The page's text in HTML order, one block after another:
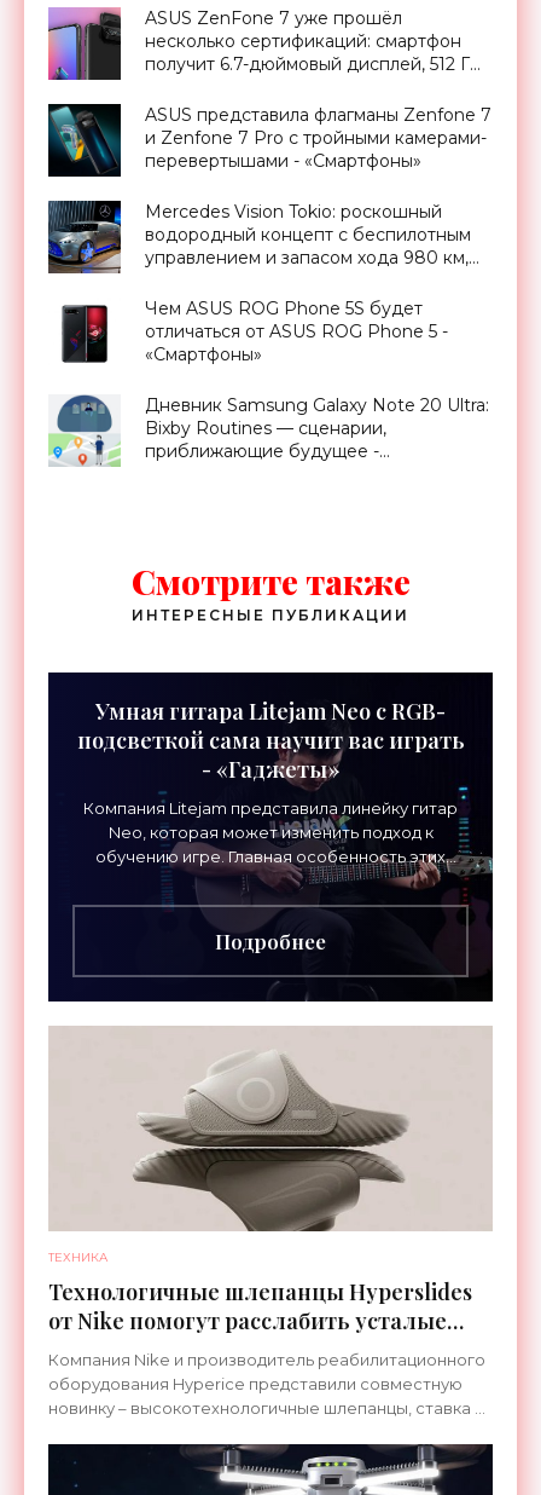
«Смартфоны»
ASUS ZenFone 7 уже прошёл
несколько сертификаций: смартфон
получит 6.7-дюймовый дисплей, 512 ГБ
ваттную зарядку - «Смартфоны»
ASUS представила флагманы Zenfone 7
и Zenfone 7 Pro с тройными камерами-
перевертышами - «Смартфоны»
Mercedes Vision Tokio: роскошный
водородный концепт с беспилотным
управлением и запасом хода 980 км,
«Транспорт»
Чем ASUS ROG Phone 5S будет
отличаться от ASUS ROG Phone 5 -
«Смартфоны»
Дневник Samsung Galaxy Note 20 Ultra:
Bixby Routines — сценарии,
приближающие будущее -
Смотрите также
ИНТЕРЕСНЫЕ ПУБЛИКАЦИИ
Умная гитара Litejam Neo с RGB-
подсветкой сама научит вас играть
- «Гаджеты»
Компания Litejam представила линейку гитар
Neo, которая может изменить подход к
обучению игре. Главная особенность этих
инструментов – встроенная RGB-подсветка
грифа. Светодиоды
Подробнее
ТЕХНИКА
Технологичные шлепанцы Hyperslides
от Nike помогут расслабить усталые
ноги после тренировки - «Гаджеты»
Компания Nike и производитель реабилитационного
оборудования Hyperice представили совместную
новинку – высокотехнологичные шлепанцы, ставка в